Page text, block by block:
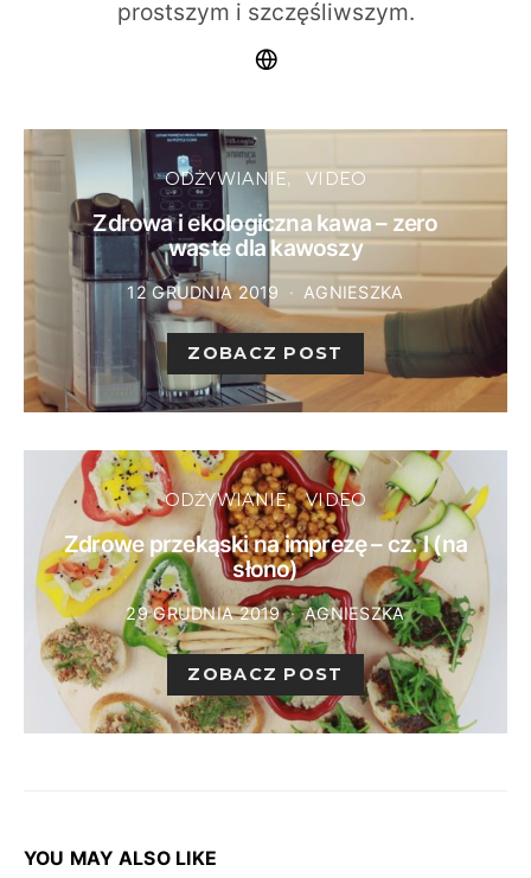
prostszym i szczęśliwszym.
ODŻYWIANIE VIDEO
Zdrowa i ekologiczna kawa – zero
waste dla kawoszy
12 GRUDNIA 2019 AGNIESZKA
ZOBACZ POST
ODŻYWIANIE VIDEO
Zdrowe przekąski na imprezę – cz. I (na
słono)
29 GRUDNIA 2019 AGNIESZKA
ZOBACZ POST
YOU MAY ALSO LIKE